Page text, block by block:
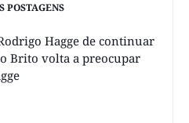
POSTAGENS
Hagge de continuar
Brito volta a preocupar